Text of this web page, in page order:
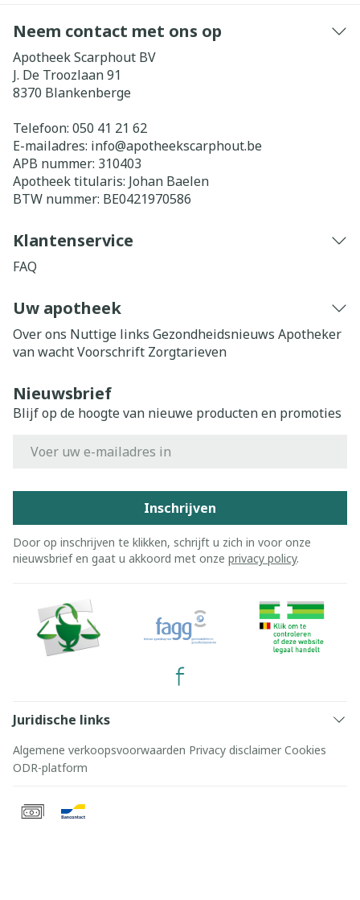
Neem contact met ons op
Apotheek Scarphout BV
J. De Troozlaan 91
8370 Blankenberge
Telefoon: 050 41 21 62
E-mailadres: info@apotheekscarphout.be
APB nummer: 310403
Apotheek titularis: Johan Baelen
BTW nummer: BE0421970586
Klantenservice
FAQ
Uw apotheek
Over ons Nuttige links Gezondheidsnieuws Apotheker
van wachtVoorschrift Zorgtarieven
Nieuwsbrief
Blijf op de hoogte van nieuwe producten en promoties
Inschrijven
Door op inschrijven te klikken, schrijft u zich in voor onze
nieuwsbrief en gaat u akkoord met onze privacy policy.
Juridische links
Algemene verkoopsvoorwaarden Privacy disclaimer Cookies
ODR-platform